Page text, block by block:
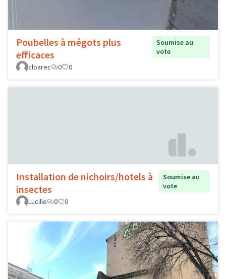
Poubelles à mégots plus
efficaces
Soumise au
vote
cloarec
0 0
Installation de nichoirs/hotels à
insectes
Soumise au
vote
Lucille
0 0